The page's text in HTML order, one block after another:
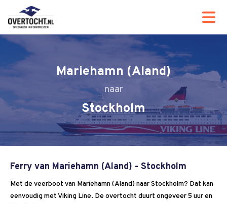
Mariehamn (Aland)
Stockholm
Ferry van Mariehamn (Aland) - Stockholm
Met de veerboot van Mariehamn (Aland) naar Stockholm? Dat kan
eenvoudig met Viking Line. De overtocht duurt ongeveer 5 uur en